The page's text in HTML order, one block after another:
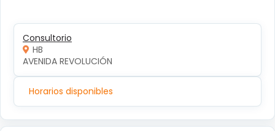
Consultorio
HB
AVENIDA REVOLUCIÓN
Horarios disponibles